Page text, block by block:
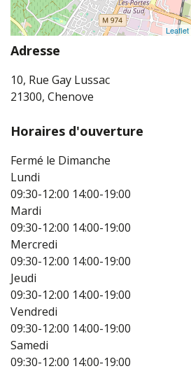
Leaflet
Adresse
10, Rue Gay Lussac
21300, Chenove
Horaires d'ouverture
Fermé le Dimanche
Lundi
09:30-12:00 14:00-19:00
Mardi
09:30-12:00 14:00-19:00
Mercredi
09:30-12:00 14:00-19:00
Jeudi
09:30-12:00 14:00-19:00
Vendredi
09:30-12:00 14:00-19:00
Samedi
09:30-12:00 14:00-19:00